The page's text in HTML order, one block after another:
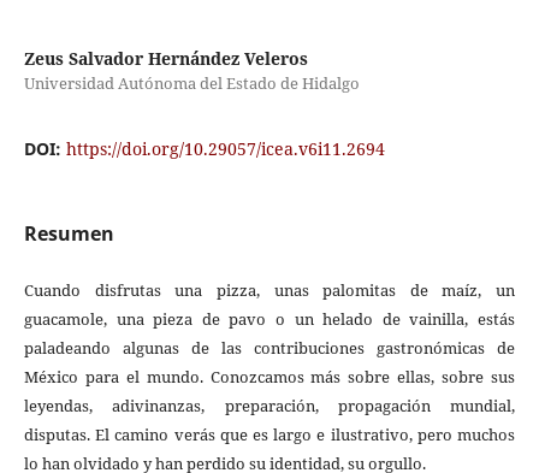
Zeus Salvador Hernández Veleros
Universidad Autónoma del Estado de Hidalgo
DOI: https://doi.org/10.29057/icea.v6i11.2694
Resumen
Cuando disfrutas una pizza, unas palomitas de maíz, un
guacamole, una pieza de pavo o un helado de vainilla, estás
paladeando algunas de las contribuciones gastronómicas de
México para el mundo. Conozcamos más sobre ellas, sobre sus
leyendas, adivinanzas, preparación, propagación mundial,
disputas. El camino verás que es largo e ilustrativo, pero muchos
lo han olvidado y han perdido su identidad, su orgullo.